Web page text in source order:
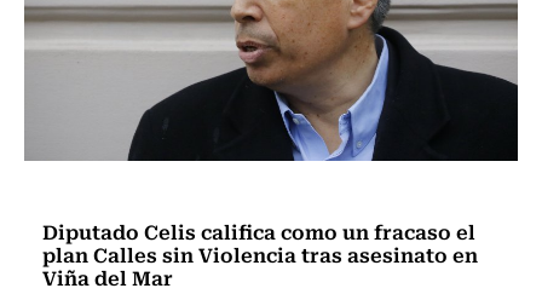
Diputado Celis califica como un fracaso el
plan Calles sin Violencia tras asesinato en
Viña del Mar